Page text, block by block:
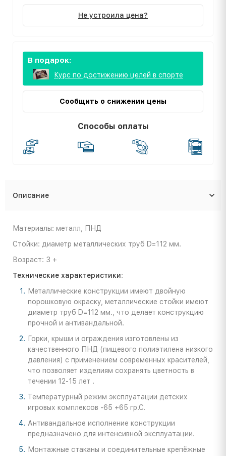
Не устроила цена?
В подарок:
Курс по достижению целей в спорте
Сообщить о снижении цены
Способы оплаты
Описание
Материалы: металл, ПНД
Стойки: диаметр металлических труб D=112 мм.
Возраст: 3 +
Технические характеристики:
Металлические конструкции имеют двойную
порошковую окраску, металлические стойки имеют
диаметр труб D=112 мм., что делает конструкцию
прочной и антивандальной.
Горки, крыши и ограждения изготовлены из
качественного ПНД (пищевого полиэтилена низкого
давления) с применением современных красителей,
что позволяет изделиям сохранять цветность в
течении 12-15 лет .
Температурный режим эксплуатации детских
игровых комплексов -65 +65 гр.С.
Антивандальное исполнение конструкции
предназначено для интенсивной эксплуатации.
Монтажные стаканы и соединительные крепёжные